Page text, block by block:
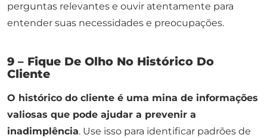
perguntas relevantes e ouvir atentamente para
entender suas necessidades e preocupações.
9 – Fique De Olho No Histórico Do
Cliente
O histórico do cliente é uma mina de informações
valiosas que pode ajudar a prevenir a
inadimplência. Use isso para identificar padrões de